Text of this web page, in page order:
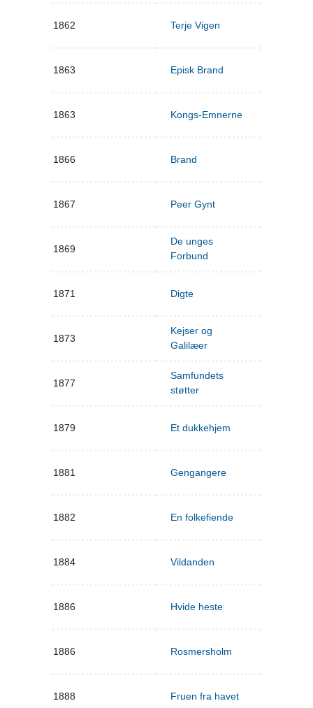
1862 Terje Vigen
1863 Episk Brand
1863 Kongs-Emnerne
1866 Brand
1867 Peer Gynt
1869
De unges
Forbund
1871 Digte
1873
Kejser og
Galilæer
1877
Samfundets
støtter
1879 Et dukkehjem
1881 Gengangere
1882 En folkefiende
1884 Vildanden
1886 Hvide heste
1886 Rosmersholm
1888 Fruen fra havet